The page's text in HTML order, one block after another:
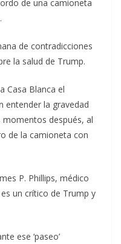
de una camioneta
de contradicciones
la salud de Trump.
Casa Blanca el
entender la gravedad
después, al
de la camioneta con
P. Phillips, médico
un crítico de Trump y
ese ‘paseo’